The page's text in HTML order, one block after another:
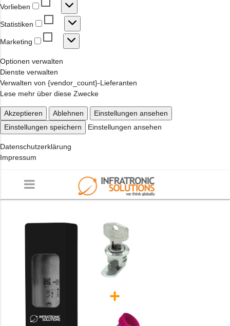
Vorlieben
Vorlieben
Statistiken
Statistiken
Marketing
Marketing
Optionen verwalten
Dienste verwalten
Verwalten von {vendor_count}-Lieferanten
Lese mehr über diese Zwecke
Akzeptieren Ablehnen
Einstellungen ansehen
Einstellungen speichern
Einstellungen ansehen
Datenschutzerklärung
Impressum
+